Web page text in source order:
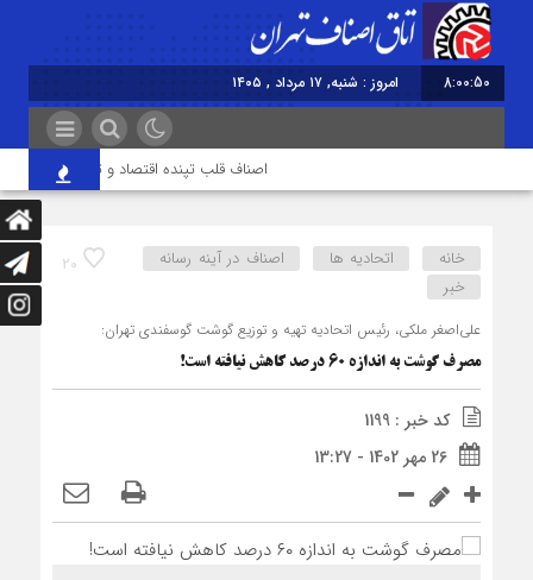
8:00:50 امروز : شنبه, ۱۷ مرداد , ۱۴۰۵
اصناف قلب تپنده اقتصاد و تقویت‌کننده
20 خانه اتحادیه ها
اصناف در آینه رسانه
خبر
علی‌اصغر ملکی، رئیس اتحادیه تهیه و توزیع گوشت گوسفندی تهران:
مصرف گوشت به‌ اندازه ۶۰ درصد کاهش نیافته است!
کد خبر : 1199
26 مهر 1402 - 13:27